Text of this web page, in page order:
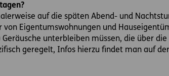
auf die späten Abend- und
von Eigentumswohnungen und
unterbleiben müssen, die über
geregelt, Infos hierzu findet man auf